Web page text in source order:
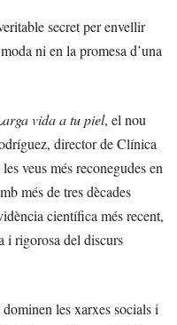
secret per envellir
ni en la promesa d’una
vida a tu piel, el nou
director de Clínica
veus més reconegudes en
més de tres dècades
científica més recent,
i rigorosa del discurs
les xarxes socials i